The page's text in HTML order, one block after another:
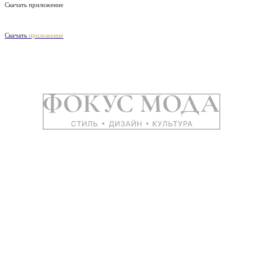
Скачать приложение
Скачать приложение